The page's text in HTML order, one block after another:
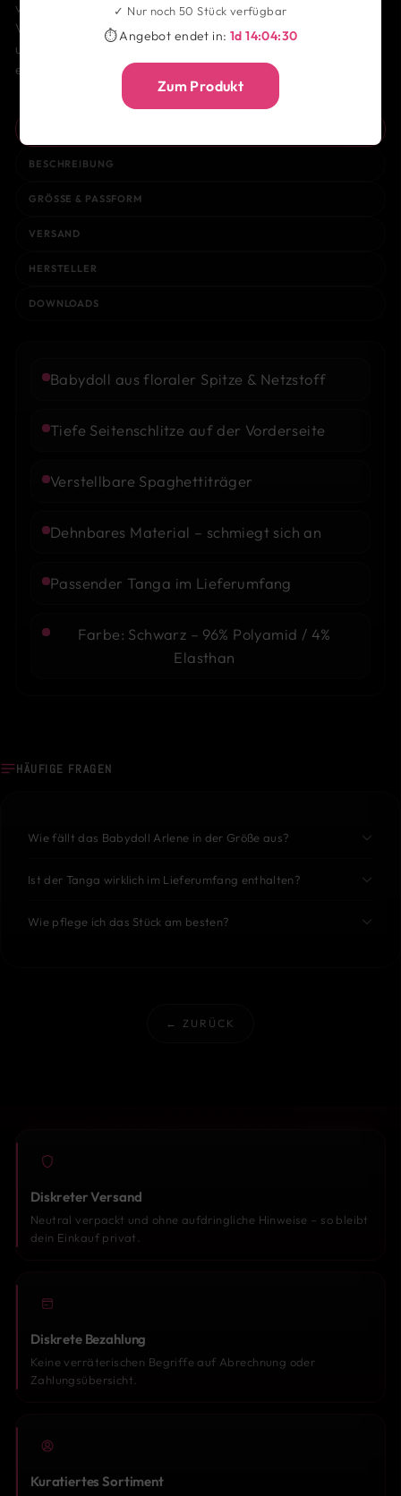
✓ Nur noch 50 Stück verfügbar
⏱ Angebot endet in: 1d 14:04:30
Zum Produkt
verspricht. Das Babydoll Arlene legt sich wie ein zweites
Versprechen auf die Haut: transparent, dunkel,
unwiderstehlich. Mit Seitenschlitzen, die Blicke lenken, und
einem Tanga, der kaum mehr als eine Geste ist.
BESCHREIBUNG
GRÖSSE & PASSFORM
VERSAND
HERSTELLER
DOWNLOADS
Babydoll aus floraler Spitze & Netzstoff
Tiefe Seitenschlitze auf der Vorderseite
Verstellbare Spaghettiträger
Dehnbares Material – schmiegt sich an
Passender Tanga im Lieferumfang
Farbe: Schwarz – 96% Polyamid / 4%
Elasthan
HÄUFIGE FRAGEN
Wie fällt das Babydoll Arlene in der Größe aus?
Ist der Tanga wirklich im Lieferumfang enthalten?
Wie pflege ich das Stück am besten?
← ZURÜCK
Diskreter Versand
Neutral verpackt und ohne aufdringliche Hinweise – so bleibt
dein Einkauf privat.
Diskrete Bezahlung
Keine verräterischen Begriffe auf Abrechnung oder
Zahlungsübersicht.
Kuratiertes Sortiment